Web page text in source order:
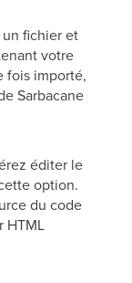
fichier et
votre
fois importé,
Sarbacane
éditer le
option.
du code
HTML